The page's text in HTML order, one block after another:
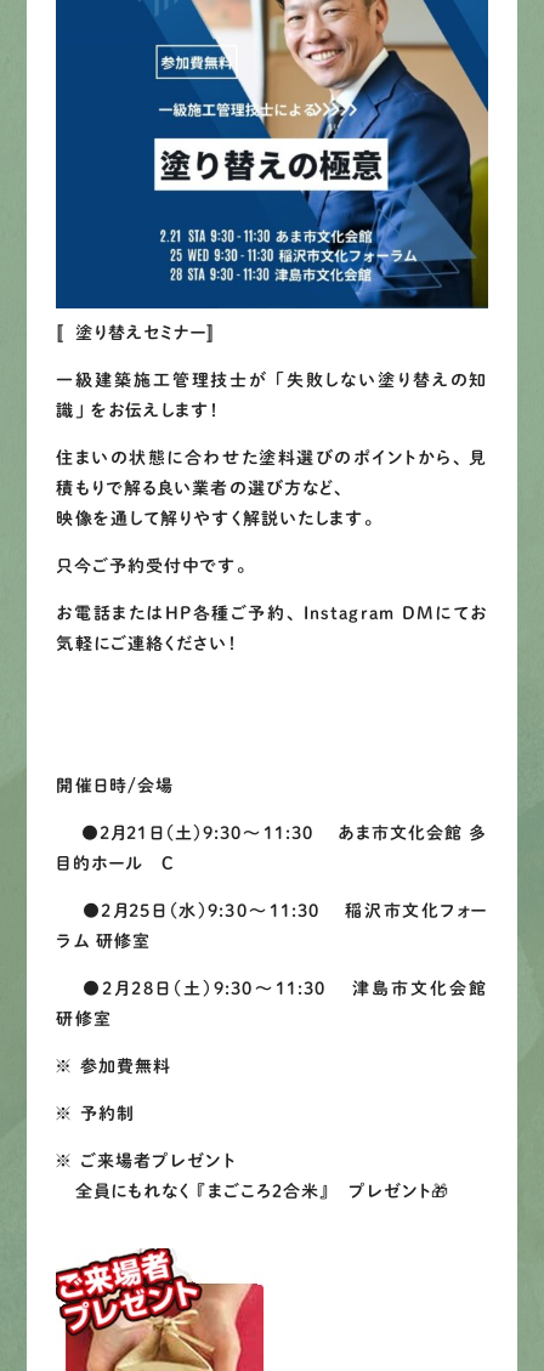
が、 無 料建 診 断いたします!!
0120-44-2605
営業時間 8:00−18:00 ｜
定休日 日曜・祝日
Web
LINEで
〚塗り替えセミナー〛
一級建築施工管理技士が
「失敗しない塗り替えの知
識」 をお伝えします！
住まいの状態に合わせた塗料選びのポイントから、 見
積もりで解る良い業者の選び方など、
映像を通して解りやすく解説いたします。
只今ご予約受付中です。
お電話またはHP各種ご予約、 Instagram DMにてお
気軽にご連絡ください！
開催日時/会場
●2月21日（土）9:30〜11:30 あま市文化会館 多
目的ホール C
●2月25日（水）9:30～11:30 稲沢市文化フォー
ラム 研修室
●2月28日（土）9:30～11:30 津島市文化会館
研修室
※ 参加費無料
※ 予約制
※ ご来場者プレゼント
全員にもれなく 『まごころ２合米』 プレゼント🎁